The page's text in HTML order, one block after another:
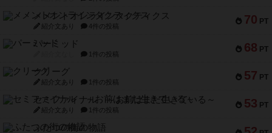
70 PT
メメントオンラインタクティクス
紹介文あり 4件の投稿
68 PT
パーミッド
1件の投稿
57 PT
クリーグ
紹介文あり 1件の投稿
53 PT
セミファイナル ～お前はまだ生きている～
紹介文あり 1件の投稿
ふたつの街の物語